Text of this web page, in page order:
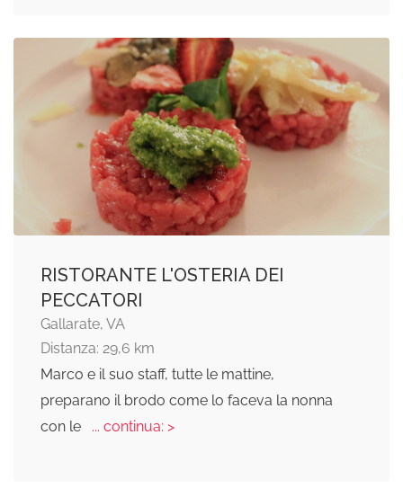
RISTORANTE L'OSTERIA DEI
PECCATORI
Gallarate, VA
Distanza: 29,6 km
Marco e il suo staff, tutte le mattine,
preparano il brodo come lo faceva la nonna
con le
... continua: >